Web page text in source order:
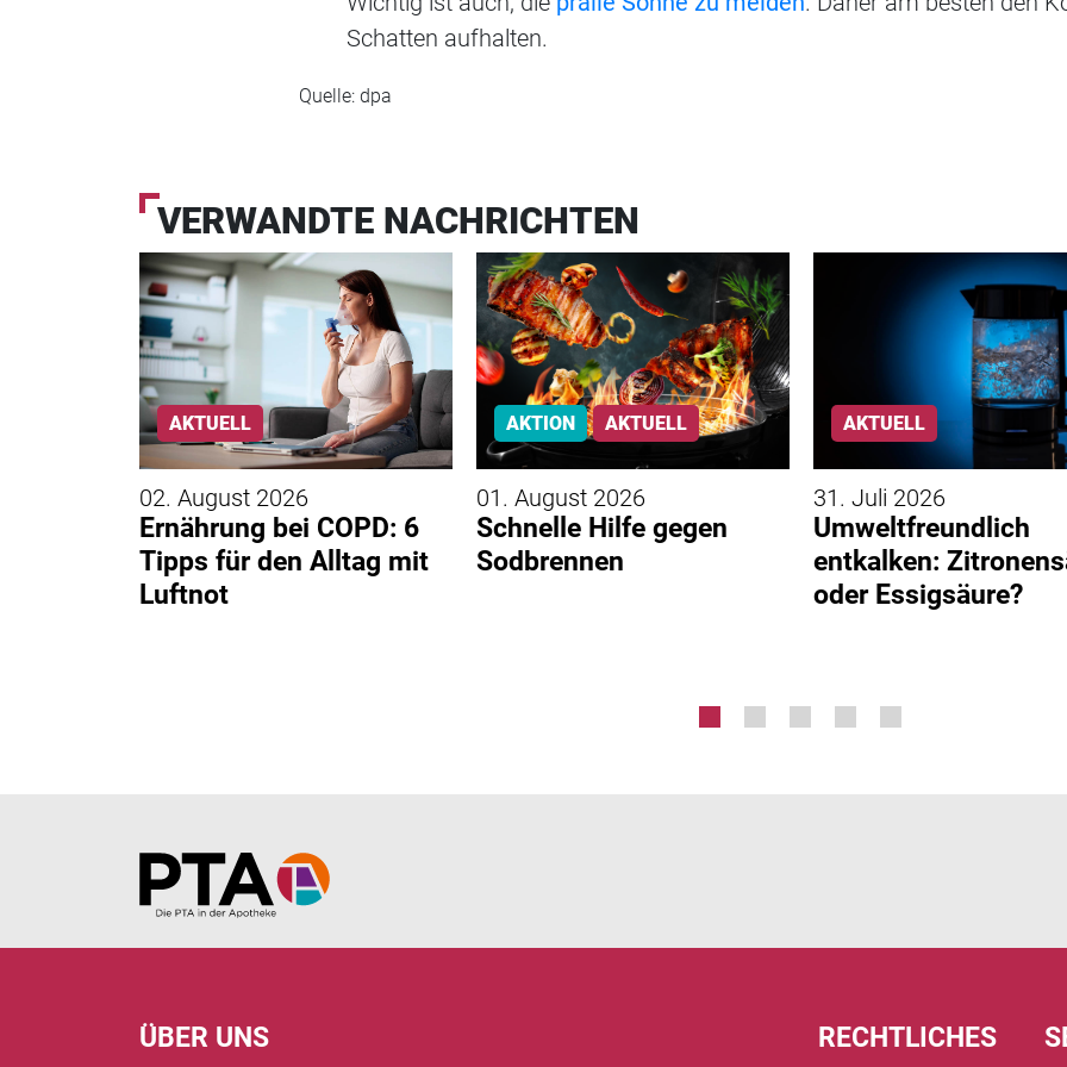
Schatten aufhalten.
Quelle: dpa
VERWANDTE NACHRICHTEN
AKTUELL
02. August 2026
Ernährung bei COPD: 6
Tipps für den Alltag mit
Luftnot
AKTION AKTUELL
01. August 2026
Schnelle Hilfe gegen
Sodbrennen
AKTUELL
31. Juli 2026
Umweltfreundlich
entkalken:
oder Essigsäure?
Home
ÜBER UNS RECHTLICHES